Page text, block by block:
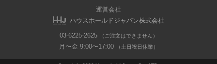
運営会社
ハウスホールドジャパン株式会社
03-6225-2625 （ご注文はできません）
月〜金 9:00〜17:00 （土日祝日休業）